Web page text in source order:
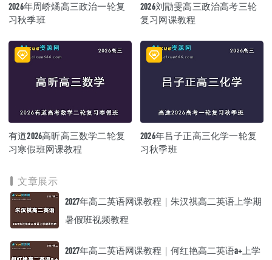
2026年周峤燏高三政治一轮复
习秋季班
2026刘勖雯高三政治高考三轮
复习网课教程
有道2026高昕高三数学二轮复
习寒假班网课教程
2026年吕子正高三化学一轮复
习秋季班
文章展示
2027年高二英语网课教程｜朱汉祺高二英语上学期
暑假班视频教程
2027年高二英语网课教程｜何红艳高二英语a+上学